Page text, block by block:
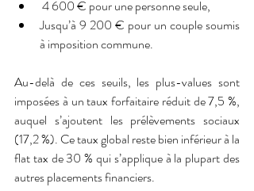
4 600 € pour une personne seule,
Jusqu’à 9 200 € pour un couple soumis
à imposition commune.
Au-delà de ces seuils, les plus-values sont
imposées à un taux forfaitaire réduit de 7,5 %,
auquel s’ajoutent les prélèvements sociaux
(17,2 %). Ce taux global reste bien inférieur à la
flat tax de 30 % qui s’applique à la plupart des
autres placements financiers.